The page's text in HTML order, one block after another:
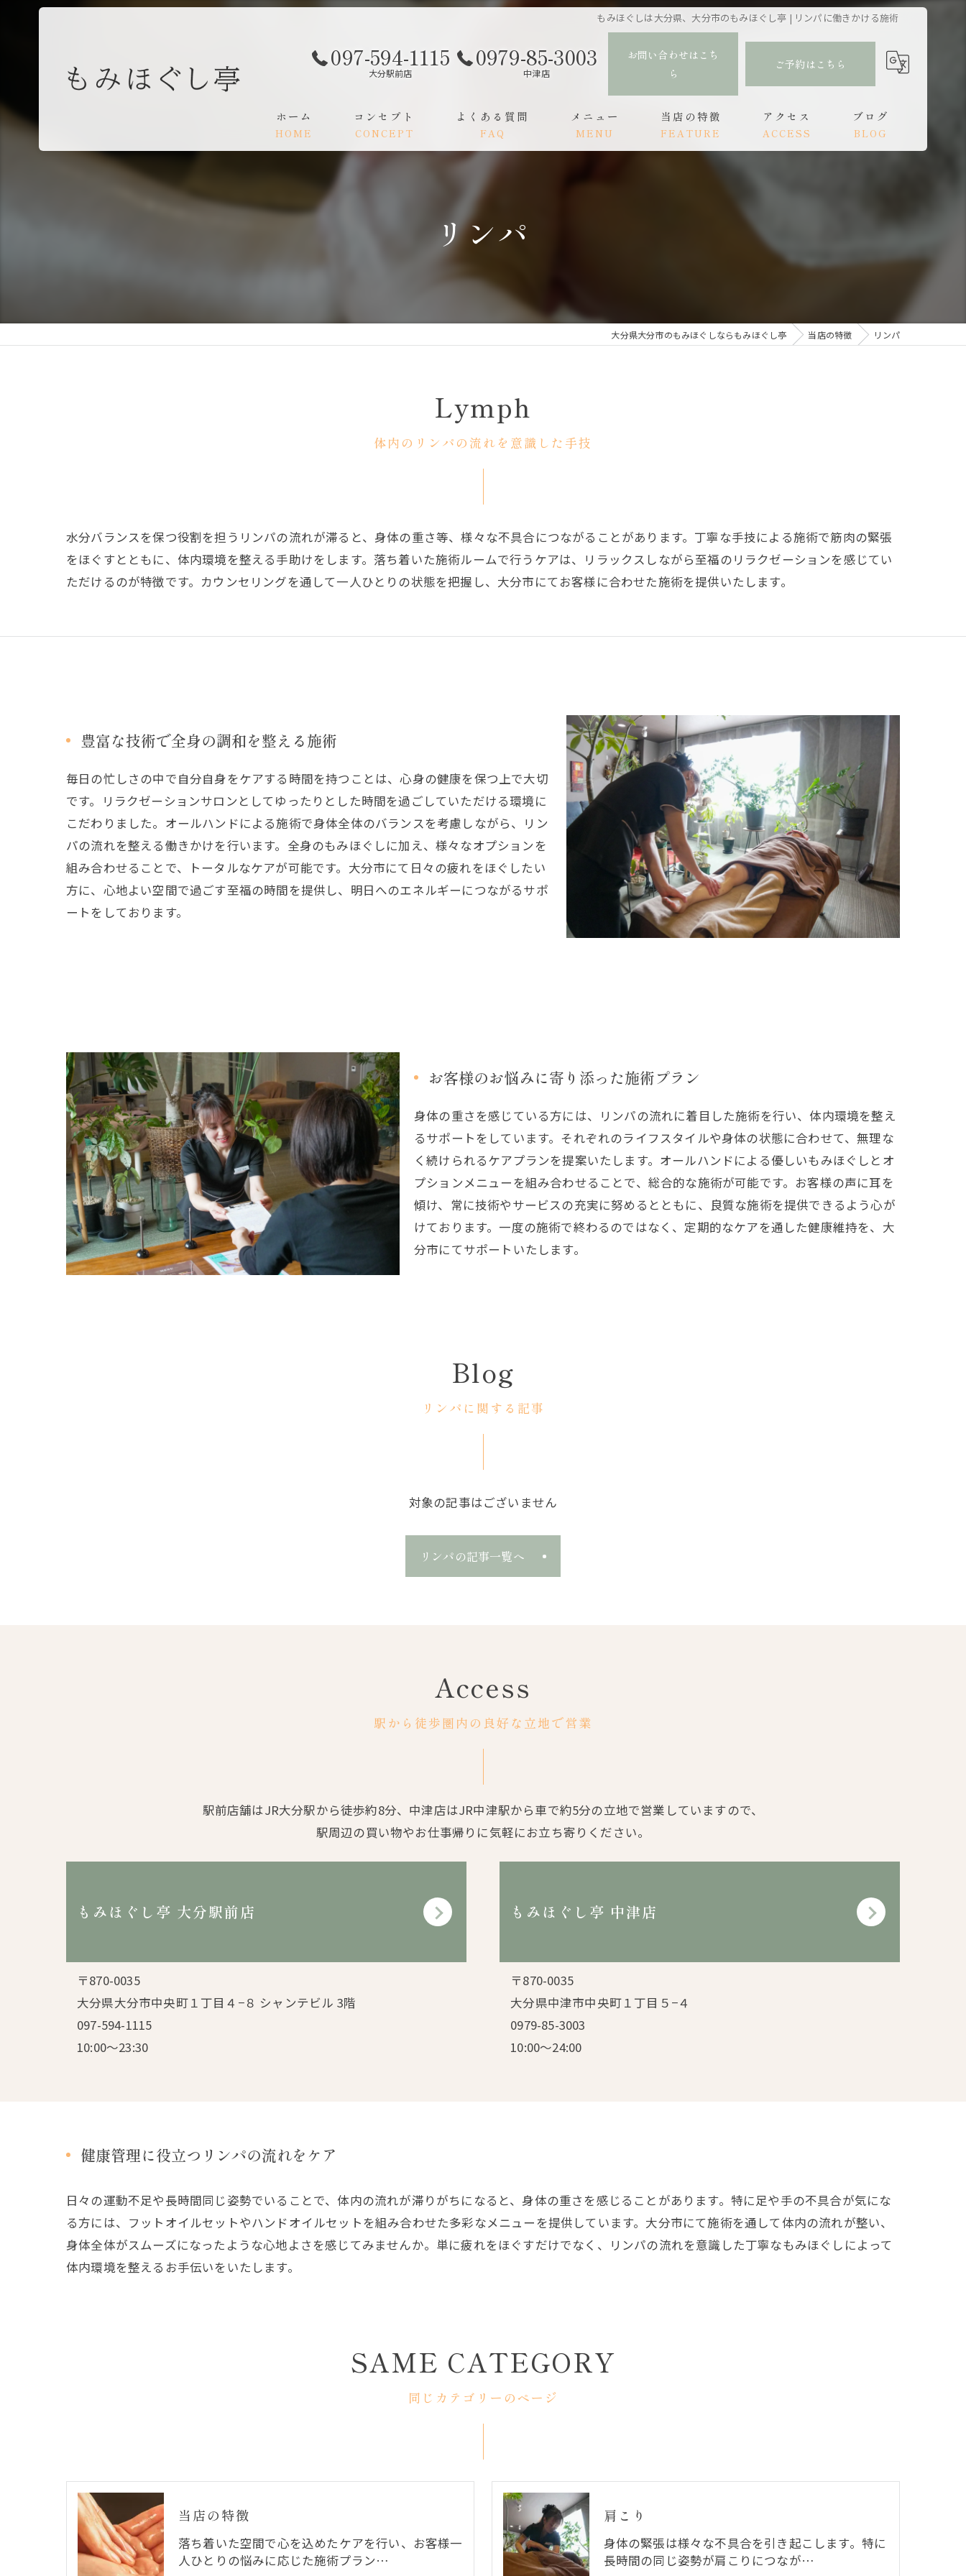
もみほぐしは大分県、大分市のもみほぐし亭 | リンパに働きかける施術
097-594-1115
大分駅前店
0979-85-3003
中津店
お問い合わせはこち
ら
ご予約はこちら
ホーム
HOME
コンセプト
CONCEPT
よくある質問
FAQ
メニュー
MENU
当店の特徴
FEATURE
アクセス
ACCESS
ブログ
BLOG
リンパ
大分県大分市のもみほぐしならもみほぐし亭 当店の特徴 リンパ
体内のリンパの流れを意識した手技
Lymph
水分バランスを保つ役割を担うリンパの流れが滞ると、身体の重さ等、様々な不具合につながることがあります。丁寧な手技による施術で筋肉の緊張
をほぐすとともに、体内環境を整える手助けをします。落ち着いた施術ルームで行うケアは、リラックスしながら至福のリラクゼーションを感じてい
ただけるのが特徴です。カウンセリングを通して一人ひとりの状態を把握し、大分市にてお客様に合わせた施術を提供いたします。
豊富な技術で全身の調和を整える施術
毎日の忙しさの中で自分自身をケアする時間を持つことは、心身の健康を保つ上で大切
です。リラクゼーションサロンとしてゆったりとした時間を過ごしていただける環境に
こだわりました。オールハンドによる施術で身体全体のバランスを考慮しながら、リン
パの流れを整える働きかけを行います。全身のもみほぐしに加え、様々なオプションを
組み合わせることで、トータルなケアが可能です。大分市にて日々の疲れをほぐしたい
方に、心地よい空間で過ごす至福の時間を提供し、明日へのエネルギーにつながるサポ
ートをしております。
お客様のお悩みに寄り添った施術プラン
身体の重さを感じている方には、リンパの流れに着目した施術を行い、体内環境を整え
るサポートをしています。それぞれのライフスタイルや身体の状態に合わせて、無理な
く続けられるケアプランを提案いたします。オールハンドによる優しいもみほぐしとオ
プションメニューを組み合わせることで、総合的な施術が可能です。お客様の声に耳を
傾け、常に技術やサービスの充実に努めるとともに、良質な施術を提供できるよう心が
けております。一度の施術で終わるのではなく、定期的なケアを通した健康維持を、大
分市にてサポートいたします。
Blog
リンパに関する記事
対象の記事はございません
リンパの記事一覧へ
駅から徒歩圏内の良好な立地で営業
Access
駅前店舗はJR大分駅から徒歩約8分、中津店はJR中津駅から車で約5分の立地で営業していますので、
駅周辺の買い物やお仕事帰りに気軽にお立ち寄りください。
もみほぐし亭 大分駅前店
〒870-0035
大分県大分市中央町１丁目４−８ シャンテビル 3階
097-594-1115
10:00～23:30
もみほぐし亭 中津店
〒870-0035
大分県中津市中央町１丁目５−４
0979-85-3003
10:00～24:00
健康管理に役立つリンパの流れをケア
日々の運動不足や長時間同じ姿勢でいることで、体内の流れが滞りがちになると、身体の重さを感じることがあります。特に足や手の不具合が気にな
る方には、フットオイルセットやハンドオイルセットを組み合わせた多彩なメニューを提供しています。大分市にて施術を通して体内の流れが整い、
身体全体がスムーズになったような心地よさを感じてみませんか。単に疲れをほぐすだけでなく、リンパの流れを意識した丁寧なもみほぐしによって
体内環境を整えるお手伝いをいたします。
同じカテゴリーのページ
SAME CATEGORY
当店の特徴
落ち着いた空間で心を込めたケアを行い、お客様一
人ひとりの悩みに応じた施術プラン…
肩こり
身体の緊張は様々な不具合を引き起こします。特に
長時間の同じ姿勢が肩こりにつなが…